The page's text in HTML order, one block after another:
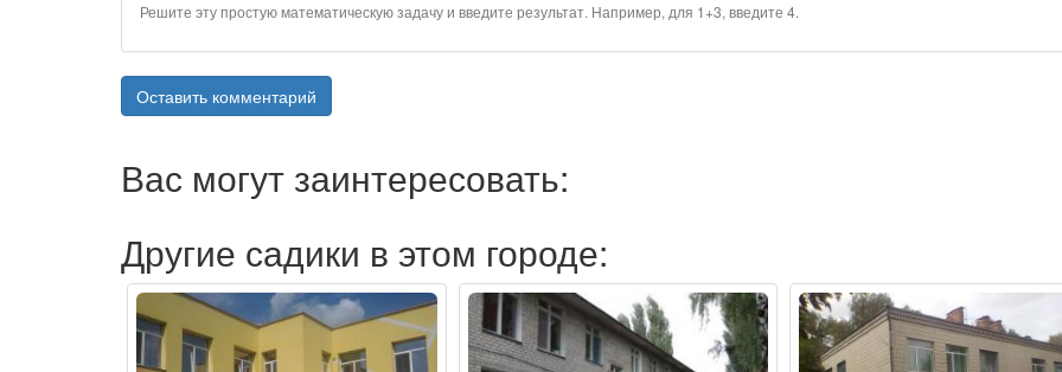
Решите эту простую математическую задачу и введите результат. Например, для 1+3, введите 4.
Оставить комментарий
Вас могут заинтересовать:
Другие садики в этом городе: